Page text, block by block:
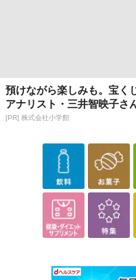
預けながら楽しみも。宝く
アナリスト・三井智映子さ
[PR] 株式会社小学館